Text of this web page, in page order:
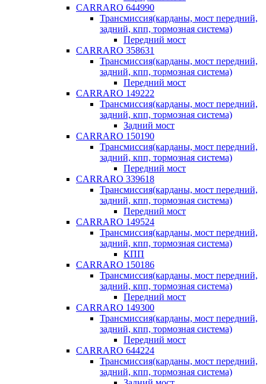
CARRARO 644990
Трансмиссия(карданы, мост передний,
задний, кпп, тормозная система)
Передний мост
CARRARO 358631
Трансмиссия(карданы, мост передний,
задний, кпп, тормозная система)
Передний мост
CARRARO 149222
Трансмиссия(карданы, мост передний,
задний, кпп, тормозная система)
Задний мост
CARRARO 150190
Трансмиссия(карданы, мост передний,
задний, кпп, тормозная система)
Передний мост
CARRARO 339618
Трансмиссия(карданы, мост передний,
задний, кпп, тормозная система)
Передний мост
CARRARO 149524
Трансмиссия(карданы, мост передний,
задний, кпп, тормозная система)
КПП
CARRARO 150186
Трансмиссия(карданы, мост передний,
задний, кпп, тормозная система)
Передний мост
CARRARO 149300
Трансмиссия(карданы, мост передний,
задний, кпп, тормозная система)
Передний мост
CARRARO 644224
Трансмиссия(карданы, мост передний,
задний, кпп, тормозная система)